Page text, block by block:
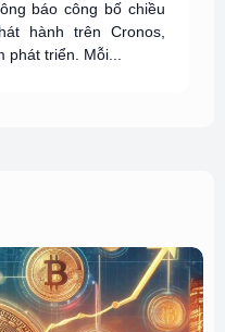
báo công bố chiều
hành trên Cronos,
phát triển. Mỗi...